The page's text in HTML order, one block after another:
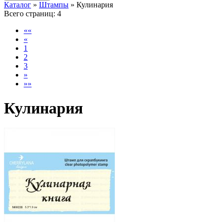
Каталог » Штампы » Кулинария
Всего страниц: 4
««
«
1
2
3
»
»»
Кулинария